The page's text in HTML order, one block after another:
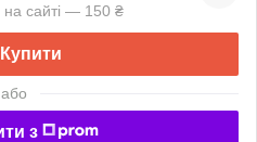
на сайті — 150 ₴
Купити
або
з